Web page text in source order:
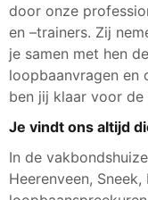
door onze
en –trainers. Zij
je samen met hen
loopbaanvragen
ben jij klaar voor
Je vindt ons altijd
In de
Heerenveen,